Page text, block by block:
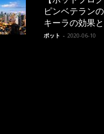
ピンベテラン
キーラの効果
ポット - 2020-06-10